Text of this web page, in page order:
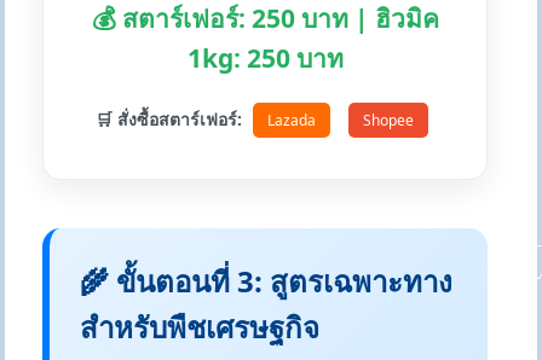
💰 สตาร์เฟอร์: 250 บาท | ฮิวมิค
1kg: 250 บาท
🛒 สั่งซื้อสตาร์เฟอร์: Lazada Shopee
🌾 ขั้นตอนที่ 3: สูตรเฉพาะทาง
สำหรับพืชเศรษฐกิจ